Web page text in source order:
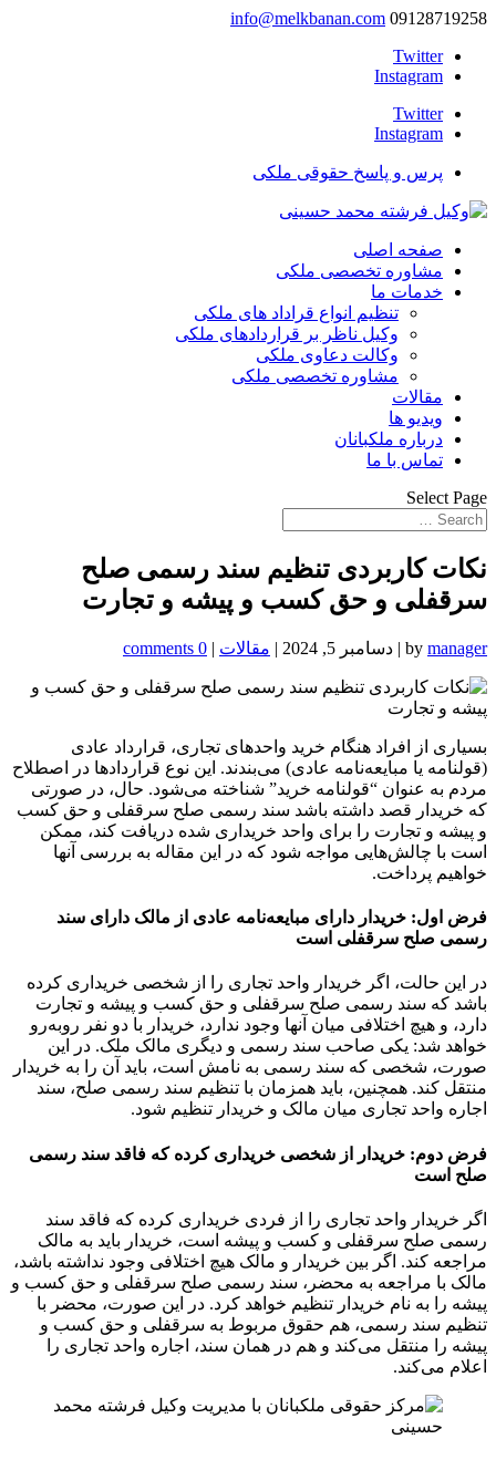
09128719258
info@melkbanan.com
Twitter
Instagram
Twitter
Instagram
پرس و پاسخ حقوقی ملکی
صفحه اصلی
مشاوره تخصصی ملکی
خدمات ما
تنظیم انواع قراداد های ملکی
وکیل ناظر بر قراردادهای ملکی
وکالت دعاوی ملکی
مشاوره تخصصی ملکی
مقالات
ویدیو ها
درباره ملکبانان
تماس با ما
Select Page
نکات کاربردی تنظیم سند رسمی صلح
سرقفلی و حق کسب و پیشه و تجارت
by manager
| دسامبر 5, 2024 | مقالات |
0 comments
بسیاری از افراد هنگام خرید واحدهای تجاری، قرارداد عادی
(قولنامه یا مبایعه‌نامه عادی) می‌بندند. این نوع قراردادها در اصطلاح
مردم به عنوان “قولنامه خرید” شناخته می‌شود. حال، در صورتی
که خریدار قصد داشته باشد سند رسمی صلح سرقفلی و حق کسب
و پیشه و تجارت را برای واحد خریداری شده دریافت کند، ممکن
است با چالش‌هایی مواجه شود که در این مقاله به بررسی آنها
خواهیم پرداخت.
فرض اول: خریدار دارای مبایعه‌نامه عادی از مالک دارای سند
رسمی صلح سرقفلی است
در این حالت، اگر خریدار واحد تجاری را از شخصی خریداری کرده
باشد که سند رسمی صلح سرقفلی و حق کسب و پیشه و تجارت
دارد، و هیچ اختلافی میان آنها وجود ندارد، خریدار با دو نفر روبه‌رو
خواهد شد: یکی صاحب سند رسمی و دیگری مالک ملک. در این
صورت، شخصی که سند رسمی به نامش است، باید آن را به خریدار
منتقل کند. همچنین، باید همزمان با تنظیم سند رسمی صلح، سند
اجاره واحد تجاری میان مالک و خریدار تنظیم شود.
فرض دوم: خریدار از شخصی خریداری کرده که فاقد سند رسمی
صلح است
اگر خریدار واحد تجاری را از فردی خریداری کرده که فاقد سند
رسمی صلح سرقفلی و کسب و پیشه است، خریدار باید به مالک
مراجعه کند. اگر بین خریدار و مالک هیچ اختلافی وجود نداشته باشد،
مالک با مراجعه به محضر، سند رسمی صلح سرقفلی و حق کسب و
پیشه را به نام خریدار تنظیم خواهد کرد. در این صورت، محضر با
تنظیم سند رسمی، هم حقوق مربوط به سرقفلی و حق کسب و
پیشه را منتقل می‌کند و هم در همان سند، اجاره واحد تجاری را
اعلام می‌کند.